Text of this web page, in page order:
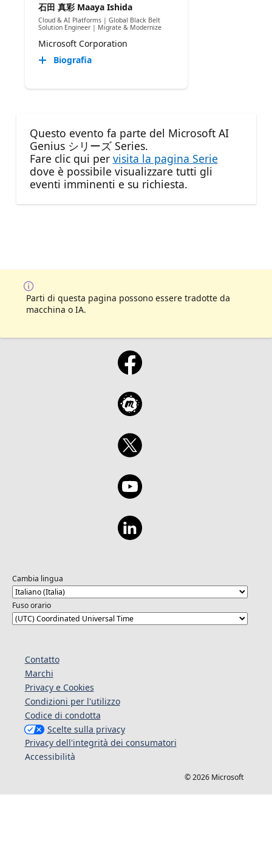
石田 真彩 Maaya Ishida
Cloud & AI Platforms | Global Black Belt
Solution Engineer | Migrate & Modernize
Microsoft Corporation
Biografia
Questo evento fa parte del Microsoft AI
Genius シリーズ Series.
Fare clic qui per visita la pagina Serie
dove è possibile visualizzare tutti gli
eventi imminenti e su richiesta.
Parti di questa pagina possono essere tradotte da
macchina o IA.
Cambia lingua
Fuso orario
Contatto
Marchi
Privacy e Cookies
Condizioni per l'utilizzo
Codice di condotta
Scelte sulla privacy
Privacy dell'integrità dei consumatori
Accessibilità
© 2026 Microsoft